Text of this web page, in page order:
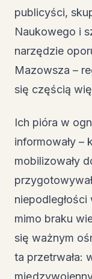
publicyści,
Naukowego i
narzędzie
Mazowsza –
się częścią
Ich pióra w
informowały –
mobilizowały
niepodległości
mimo braku
się ważnym
ta przetrwała: